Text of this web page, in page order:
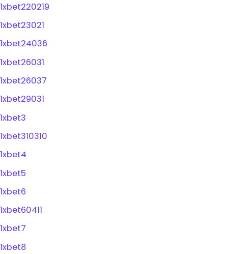
1xbet220219
1xbet23021
1xbet24036
1xbet26031
1xbet26037
1xbet29031
1xbet3
1xbet310310
1xbet4
1xbet5
1xbet6
1xbet60411
1xbet7
1xbet8